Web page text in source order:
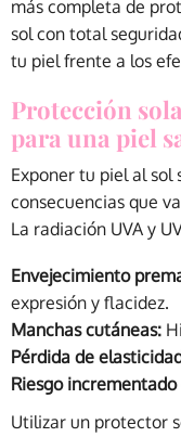
más completa de
sol con total
tu piel frente a los
Protección
para una piel
Exponer tu piel al
consecuencias que
La radiación UVA y
Envejecimiento
expresión y flacidez.
Manchas cutáneas:
Pérdida de
Riesgo
Utilizar un protector